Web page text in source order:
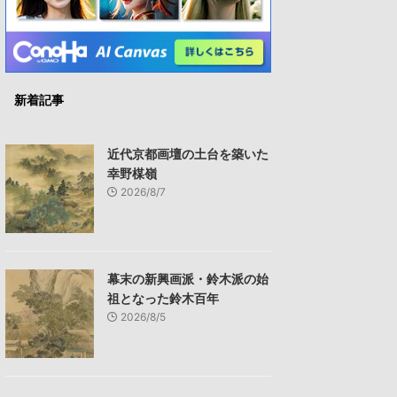
新着記事
近代京都画壇の土台を築いた
幸野楳嶺
2026/8/7
幕末の新興画派・鈴木派の始
祖となった鈴木百年
2026/8/5